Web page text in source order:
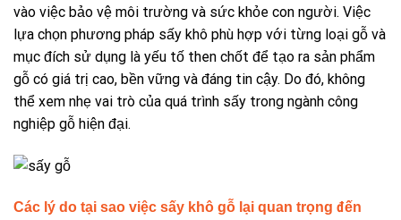
vào việc bảo vệ môi trường và sức khỏe con người. Việc
lựa chọn phương pháp sấy khô phù hợp với từng loại gỗ và
mục đích sử dụng là yếu tố then chốt để tạo ra sản phẩm
gỗ có giá trị cao, bền vững và đáng tin cậy. Do đó, không
thể xem nhẹ vai trò của quá trình sấy trong ngành công
nghiệp gỗ hiện đại.
Các lý do tại sao việc sấy khô gỗ lại quan trọng đến